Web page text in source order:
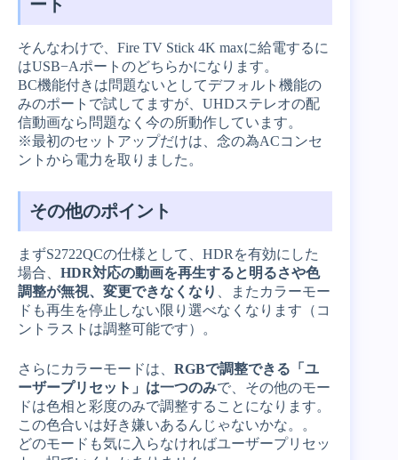
ート
そんなわけで、Fire TV Stick 4K maxに給電するに
はUSB−Aポートのどちらかになります。
BC機能付きは問題ないとしてデフォルト機能の
みのポートで試してますが、UHDステレオの配
信動画なら問題なく今の所動作しています。
※最初のセットアップだけは、念の為ACコンセ
ントから電力を取りました。
その他のポイント
まずS2722QCの仕様として、HDRを有効にした
場合、 HDR対応の動画を再生すると明るさや色
調整が無視、変更できなくなり
、またカラーモー
ドも再生を停止しない限り選べなくなります（コ
ントラストは調整可能です）。
さらにカラーモードは、 RGBで調整できる「ユ
ーザープリセット」は一つのみで、その他のモー
ドは色相と彩度のみで調整することになります。
この色合いは好き嫌いあるんじゃないかな。。
どのモードも気に入らなければユーザープリセッ